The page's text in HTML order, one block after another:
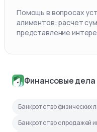
Помощь в вопросах
алиментов: расчет
представление
Финансовые дела
Банкротство физических
Банкротство с продажей